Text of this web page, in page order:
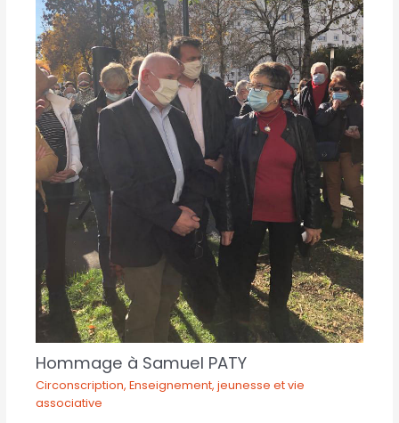
Hommage à Samuel PATY
Circonscription,Enseignement, jeunesse et vie
associative